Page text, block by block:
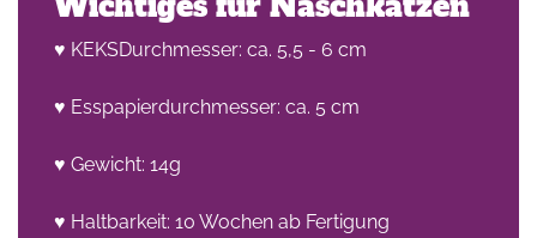
♥ KEKSDurchmesser: ca. 5,5 - 6 cm
♥ Esspapierdurchmesser: ca. 5 cm
♥ Gewicht: 14g
♥ Haltbarkeit: 10 Wochen ab Fertigung